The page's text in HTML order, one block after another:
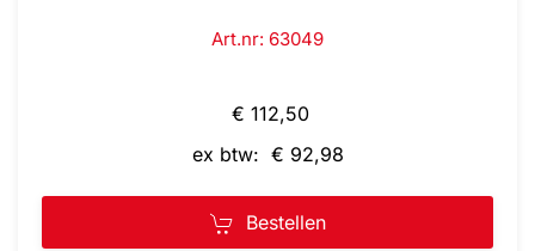
Art.nr: 63049
€ 112,50
ex btw: € 92,98
Bestellen